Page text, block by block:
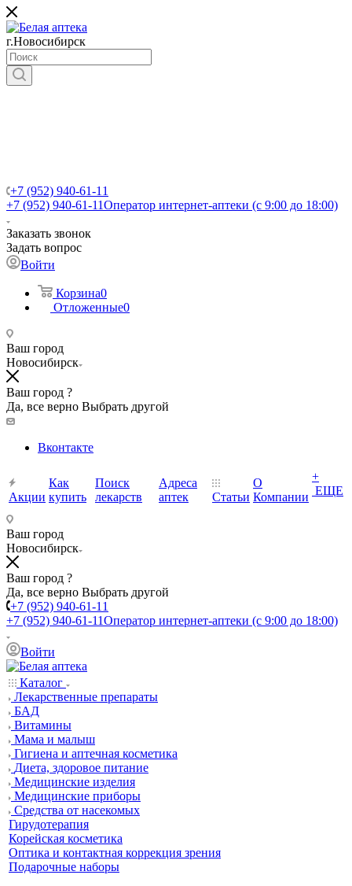
г.Новосибирск
+7 (952) 940-61-11
+7 (952) 940-61-11Оператор интернет-аптеки (с 9:00 до 18:00)
Заказать звонок
Задать вопрос
Войти
Корзина0
Отложенные0
Ваш город
Новосибирск
Ваш город ?
Да, все верно Выбрать другой
Вконтакте
Акции
Как
купить
Поиск
лекарств
Адреса
аптек
Статьи
О
Компании
+
ЕЩЕ
Ваш город
Новосибирск
Ваш город ?
Да, все верно Выбрать другой
+7 (952) 940-61-11
+7 (952) 940-61-11Оператор интернет-аптеки (с 9:00 до 18:00)
Войти
Каталог
Лекарственные препараты
БАД
Витамины
Мама и малыш
Гигиена и аптечная косметика
Диета, здоровое питание
Медицинские изделия
Медицинские приборы
Средства от насекомых
Гирудотерапия
Корейская косметика
Оптика и контактная коррекция зрения
Подарочные наборы